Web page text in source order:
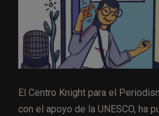
El Centro Knight para el
con el apoyo de la UNESCO, ha